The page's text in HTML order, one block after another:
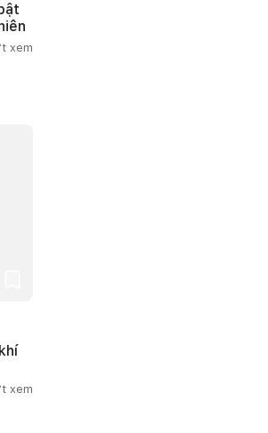
xem
xem